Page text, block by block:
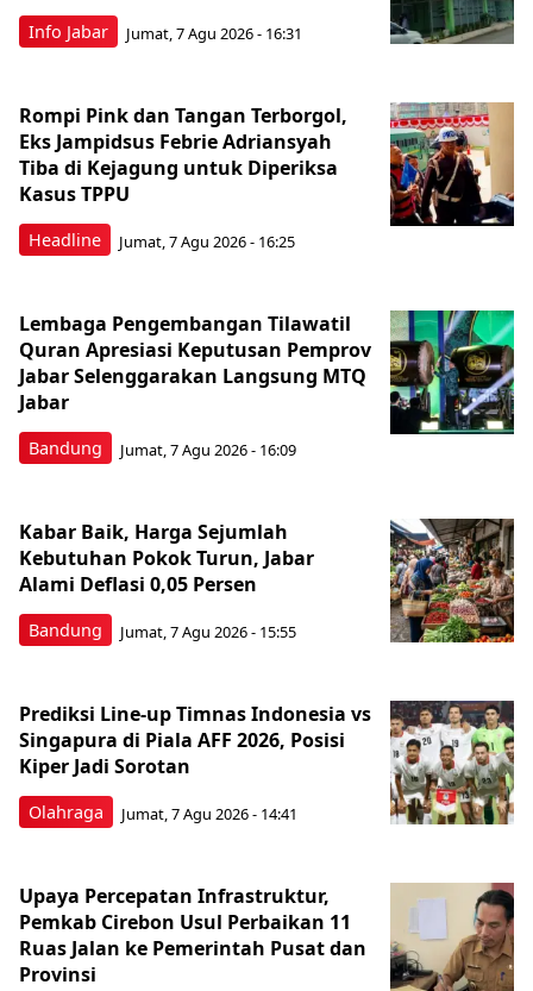
Info Jabar Jumat, 7 Agu 2026 - 16:31
Headline
Rompi Pink dan Tangan Terborgol,
Eks Jampidsus Febrie Adriansyah
Tiba di Kejagung untuk Diperiksa
Kasus TPPU
Jumat, 7 Agu 2026 - 16:25
Bandung
Lembaga Pengembangan Tilawatil
Quran Apresiasi Keputusan Pemprov
Jabar Selenggarakan Langsung MTQ
Jabar
Jumat, 7 Agu 2026 - 16:09
Bandung
Kabar Baik, Harga Sejumlah
Kebutuhan Pokok Turun, Jabar
Alami Deflasi 0,05 Persen
Jumat, 7 Agu 2026 - 15:55
Olahraga
Prediksi Line-up Timnas Indonesia vs
Singapura di Piala AFF 2026, Posisi
Kiper Jadi Sorotan
Jumat, 7 Agu 2026 - 14:41
Upaya Percepatan Infrastruktur,
Pemkab Cirebon Usul Perbaikan 11
Ruas Jalan ke Pemerintah Pusat dan
Provinsi